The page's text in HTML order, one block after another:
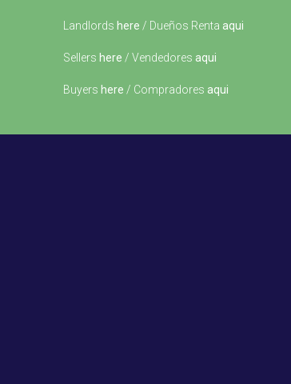
Landlords here / Dueños Renta aqui
Sellers here / Vendedores aqui
Buyers here / Compradores aqui